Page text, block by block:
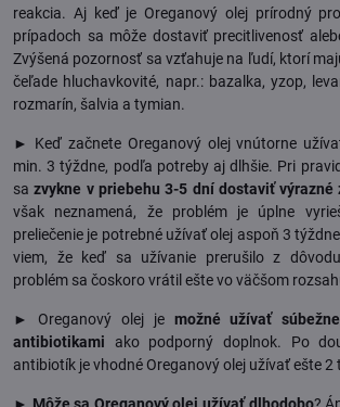
reakcia. Aj keď je Oreganový olej prírodný
prípadoch sa môže dostaviť precitlivenosť
Zvýšená pozornosť sa vzťahuje na ľudí, ktorí
čeľade hluchavkovité, napr.: bazalka, yzop,
rozmarín, šalvia a tymian.
► Keď začnete Oreganový olej vnútorne
min. 3 týždne, podľa potreby aj dlhšie. Pri
sazvykne v priebehu 3-5 dní dostaviť výrazné
však neznamená, že problém je úplne
preliečenie je potrebné užívať olej aspoň 3
viem, že keď sa užívanie prerušilo z
problém sa čoskoro vrátil ešte vo väčšom
► Oreganový olej je možné užívať
antibiotikami ako podporný doplnok. Po
antibiotík je vhodné Oreganový olej užívať ešte 2
► Môže sa Oreganový olej užívať dlhodobo?